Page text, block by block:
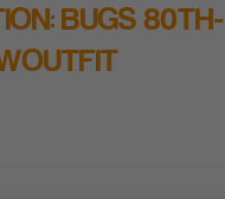
BUGS 80TH-